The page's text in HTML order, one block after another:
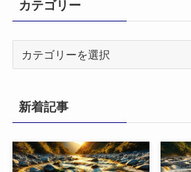
カテゴリー
リ
ー
新着記事